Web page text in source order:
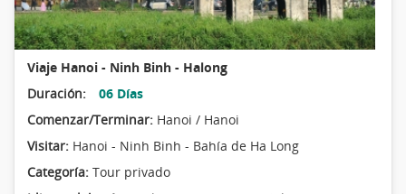
Viaje Hanoi - Ninh Binh - Halong
Duración:
06 Días
Comenzar/Terminar: Hanoi / Hanoi
Visitar: Hanoi - Ninh Binh - Bahía de Ha Long
Categoría: Tour privado